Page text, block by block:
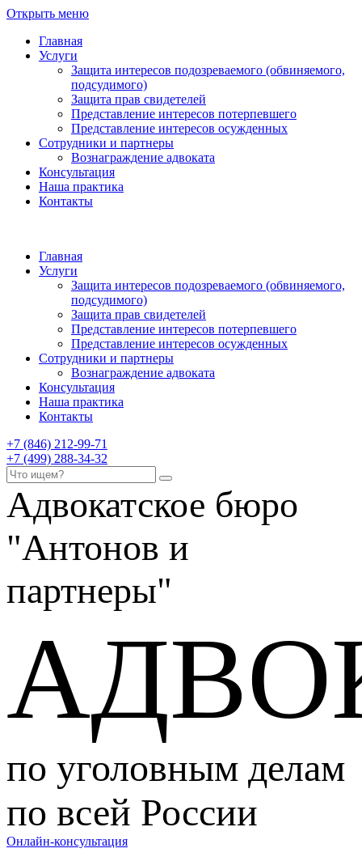
Открыть меню
Главная
Услуги
Защита интересов подозреваемого (обвиняемого,
подсудимого)
Защита прав свидетелей
Представление интересов потерпевшего
Представление интересов осужденных
Сотрудники и партнеры
Вознаграждение адвоката
Консультация
Наша практика
Контакты
Главная
Услуги
Защита интересов подозреваемого (обвиняемого,
подсудимого)
Защита прав свидетелей
Представление интересов потерпевшего
Представление интересов осужденных
Сотрудники и партнеры
Вознаграждение адвоката
Консультация
Наша практика
Контакты
+7 (846) 212-99-71
+7 (499) 288-34-32
Адвокатское бюро
"Антонов и
партнеры"
по уголовным делам
по всей России
Онлайн-консультация